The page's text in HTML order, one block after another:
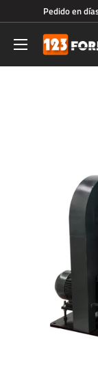
directamente
contenido
Pedido en
123forja.es